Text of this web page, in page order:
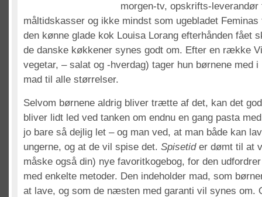
morgen-tv, opskrifts-
måltidskasser og ikke mindst som ugebladet
den kønne glade kok Louisa Lorang efterhånden fået
de danske køkkener synes godt om. Efter en række
vegetar, – salat og -hverdag) tager hun børnene med
mad til alle størrelser.
Selvom børnene aldrig bliver trætte af det, kan det
bliver lidt led ved tanken om endnu en gang pasta
jo bare så dejlig let – og man ved, at man både kan
ungerne, og at de vil spise det. Spisetider dømt til at
måske også din) nye favoritkogebog, for den
med enkelte metoder. Den indeholder mad, som
at lave, og som de næsten med garanti vil synes om.